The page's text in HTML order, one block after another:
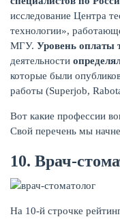
исследование Центра
технологии»,
МГУ. Уровень оплаты
деятельности
которые были
работы (Superjob,
Вот какие профессии
Свой перечень мы
10. Врач-
На 10-й строчке